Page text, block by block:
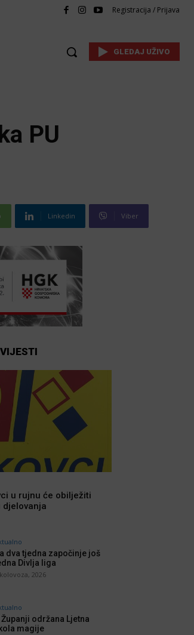
Registracija / Prijava
GLEDAJ UŽIVO
PU
Linkedin Viber
u rujnu će obilježiti
dva tjedna započinje još
Divlja liga
2026
Županji održana Ljetna
magije